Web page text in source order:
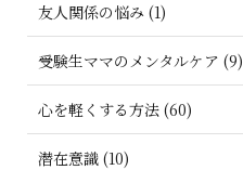
友人関係の悩み (1)
受験生ママのメンタルケア (9)
心を軽くする方法 (60)
潜在意識 (10)